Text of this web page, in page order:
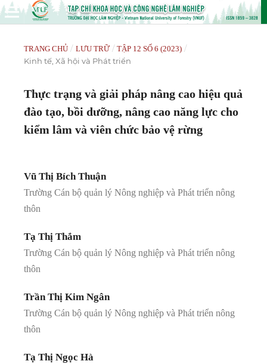
TRANG CHỦ / LƯU TRỮ / TẬP 12 SỐ 6 (2023) /
Kinh tế, Xã hội và Phát triển
Thực trạng và giải pháp nâng cao hiệu quả
đào tạo, bồi dưỡng, nâng cao năng lực cho
kiểm lâm và viên chức bảo vệ rừng
Vũ Thị Bích Thuận
Trường Cán bộ quản lý Nông nghiệp và Phát triển nông
thôn
Tạ Thị Thắm
Trường Cán bộ quản lý Nông nghiệp và Phát triển nông
thôn
Trần Thị Kim Ngân
Trường Cán bộ quản lý Nông nghiệp và Phát triển nông
thôn
Tạ Thị Ngọc Hà